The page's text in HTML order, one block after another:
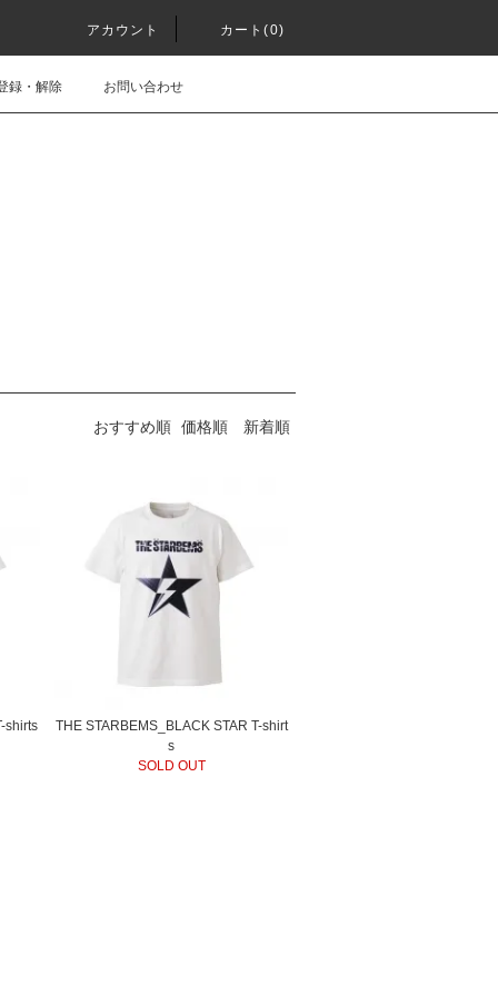
アカウント カート(0)
録・解除 お問い合わせ
おすすめ順 価格順 新着順
shirts
THE STARBEMS_BLACK STAR T-shirt
s
SOLD OUT